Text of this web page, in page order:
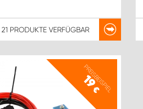
21 PRODUKTE VERFÜGBAR
PREISBEISPIEL
19
€